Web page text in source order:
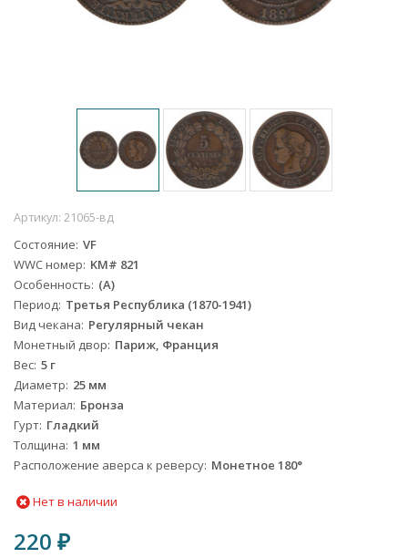
Артикул: 21065-вд
Состояние VF
WWC номер KM# 821
Особенность (А)
Период Третья Республика (1870-1941)
Вид чекана Регулярный чекан
Монетный двор Париж, Франция
Вес 5 г
Диаметр 25 мм
Материал Бронза
Гурт Гладкий
Толщина 1 мм
Расположение аверса к реверсу Монетное 180°
Нет в наличии
220 ₽